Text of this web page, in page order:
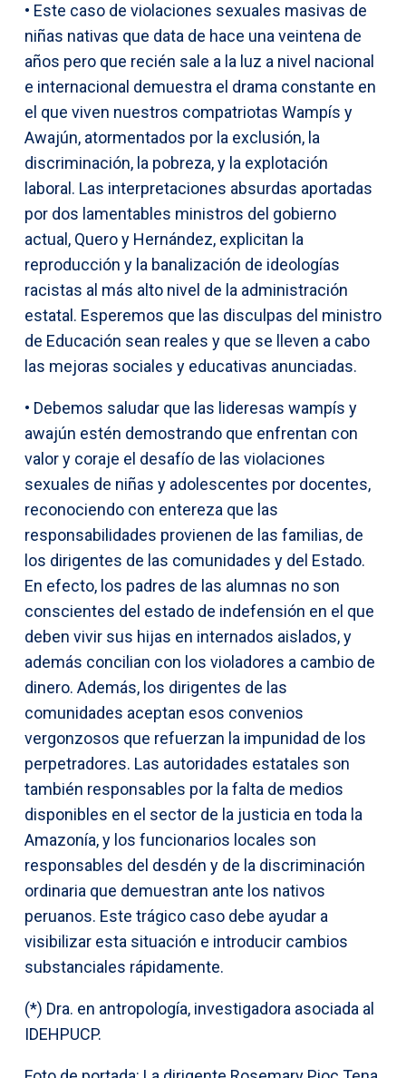
• Este caso de violaciones sexuales masivas de
niñas nativas que data de hace una veintena de
años pero que recién sale a la luz a nivel nacional
e internacional demuestra el drama constante en
el que viven nuestros compatriotas Wampís y
Awajún, atormentados por la exclusión, la
discriminación, la pobreza, y la explotación
laboral. Las interpretaciones absurdas aportadas
por dos lamentables ministros del gobierno
actual, Quero y Hernández, explicitan la
reproducción y la banalización de ideologías
racistas al más alto nivel de la administración
estatal. Esperemos que las disculpas del ministro
de Educación sean reales y que se lleven a cabo
las mejoras sociales y educativas anunciadas.
• Debemos saludar que las lideresas wampís y
awajún estén demostrando que enfrentan con
valor y coraje el desafío de las violaciones
sexuales de niñas y adolescentes por docentes,
reconociendo con entereza que las
responsabilidades provienen de las familias, de
los dirigentes de las comunidades y del Estado.
En efecto, los padres de las alumnas no son
conscientes del estado de indefensión en el que
deben vivir sus hijas en internados aislados, y
además concilian con los violadores a cambio de
dinero. Además, los dirigentes de las
comunidades aceptan esos convenios
vergonzosos que refuerzan la impunidad de los
perpetradores. Las autoridades estatales son
también responsables por la falta de medios
disponibles en el sector de la justicia en toda la
Amazonía, y los funcionarios locales son
responsables del desdén y de la discriminación
ordinaria que demuestran ante los nativos
peruanos. Este trágico caso debe ayudar a
visibilizar esta situación e introducir cambios
substanciales rápidamente.
(*) Dra. en antropología, investigadora asociada al
IDEHPUCP.